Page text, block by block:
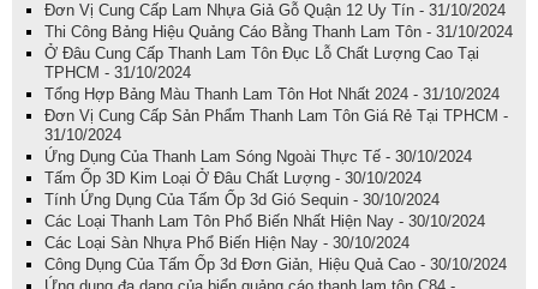
Đơn Vị Cung Cấp Lam Nhựa Giả Gỗ Quận 12 Uy Tín - 31/10/2024
Thi Công Bảng Hiệu Quảng Cáo Bằng Thanh Lam Tôn - 31/10/2024
Ở Đâu Cung Cấp Thanh Lam Tôn Đục Lỗ Chất Lượng Cao Tại
TPHCM - 31/10/2024
Tổng Hợp Bảng Màu Thanh Lam Tôn Hot Nhất 2024 - 31/10/2024
Đơn Vị Cung Cấp Sản Phẩm Thanh Lam Tôn Giá Rẻ Tại TPHCM -
31/10/2024
Ứng Dụng Của Thanh Lam Sóng Ngoài Thực Tế - 30/10/2024
Tấm Ốp 3D Kim Loại Ở Đâu Chất Lượng - 30/10/2024
Tính Ứng Dụng Của Tấm Ốp 3d Gió Sequin - 30/10/2024
Các Loại Thanh Lam Tôn Phổ Biến Nhất Hiện Nay - 30/10/2024
Các Loại Sàn Nhựa Phổ Biến Hiện Nay - 30/10/2024
Công Dụng Của Tấm Ốp 3d Đơn Giản, Hiệu Quả Cao - 30/10/2024